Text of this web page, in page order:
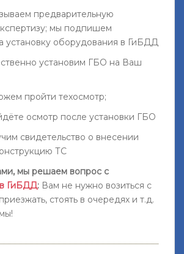
предварительную
мы подпишем
установку оборудования в ГиБДД
установим ГБО на Ваш
пройти техосмотр;
осмотр после установки ГБО
свидетельство о внесении
ТС
мы решаем вопрос с
в ГиБДД: Вам не нужно возиться с
стоять в очередях и т.д.